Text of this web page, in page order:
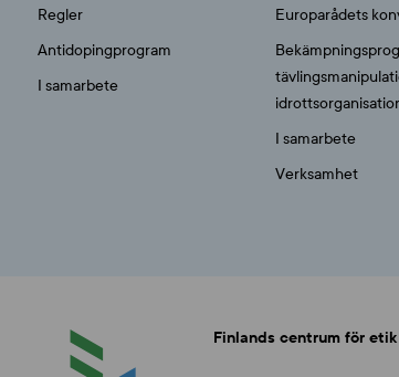
Regler
Antidopingprogram
I samarbete
Europarådets
I samarbete
Verksamhet
Finlands centrum för